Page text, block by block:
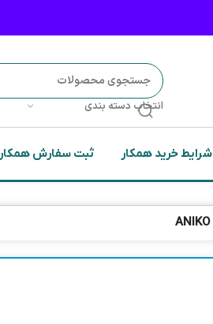
انتخاب دسته بندی
شرایط خرید همکار ثبت سفارش همکار